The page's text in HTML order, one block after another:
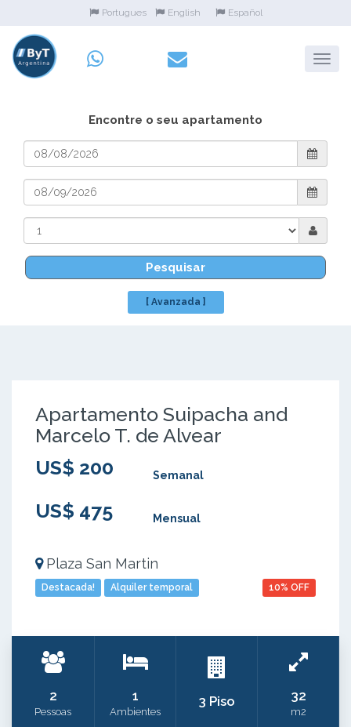
Portugues English Español
Encontre o seu apartamento
Pesquisar
[ Avanzada ]
Apartamento Suipacha and
Marcelo T. de Alvear
US$ 200
Semanal
US$ 475 Mensual
Plaza San Martin
Destacada! Alquiler temporal 10% OFF
2
Pessoas
1
Ambientes
3 Piso 32
m2